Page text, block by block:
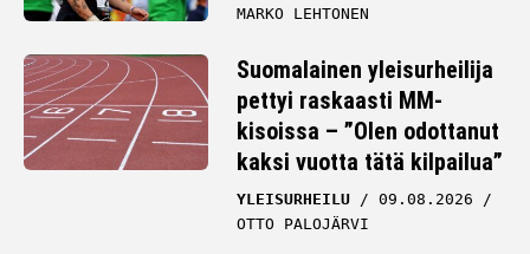
MARKO LEHTONEN
Suomalainen yleisurheilija
pettyi raskaasti MM-
kisoissa – ”Olen odottanut
kaksi vuotta tätä kilpailua”
YLEISURHEILU
09.08.2026
OTTO PALOJÄRVI